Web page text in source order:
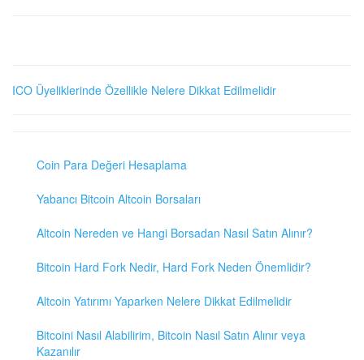
ICO Üyeliklerinde Özellikle Nelere Dikkat Edilmelidir
Coin Para Değeri Hesaplama
Yabancı Bitcoin Altcoin Borsaları
Altcoin Nereden ve Hangi Borsadan Nasıl Satın Alınır?
Bitcoin Hard Fork Nedir, Hard Fork Neden Önemlidir?
Altcoin Yatırımı Yaparken Nelere Dikkat Edilmelidir
Bitcoini Nasıl Alabilirim, Bitcoin Nasıl Satın Alınır veya
Kazanılır